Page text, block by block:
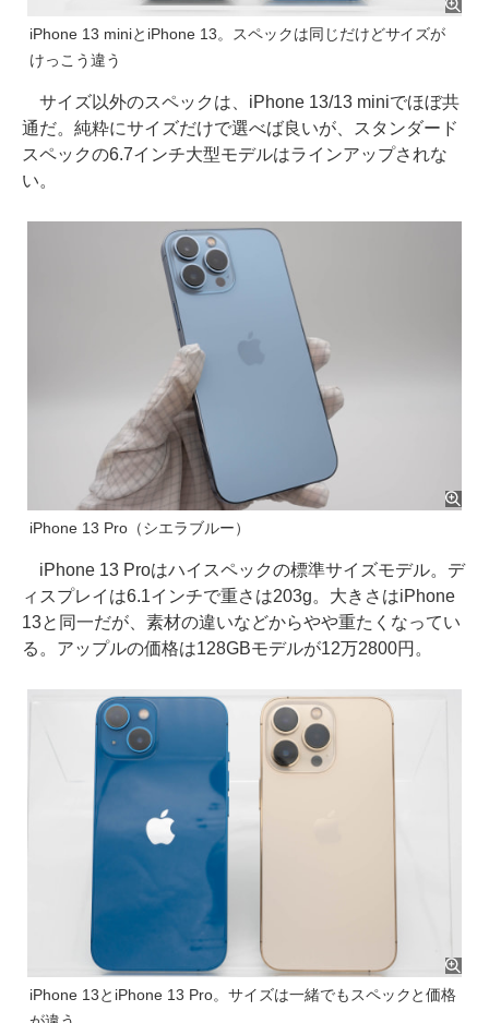
iPhone 13 miniとiPhone 13。スペックは同じだけどサイズが
けっこう違う
サイズ以外のスペックは、iPhone 13/13 miniでほぼ共
通だ。純粋にサイズだけで選べば良いが、スタンダード
スペックの6.7インチ大型モデルはラインアップされな
い。
iPhone 13 Pro（シエラブルー）
iPhone 13 Proはハイスペックの標準サイズモデル。デ
ィスプレイは6.1インチで重さは203g。大きさはiPhone
13と同一だが、素材の違いなどからやや重たくなってい
る。アップルの価格は128GBモデルが12万2800円。
iPhone 13とiPhone 13 Pro。サイズは一緒でもスペックと価格